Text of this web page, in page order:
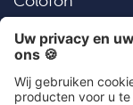
Vacatures
Contact